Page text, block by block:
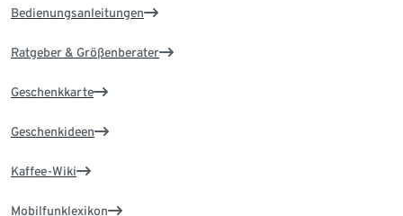
Bedienungsanleitungen
Ratgeber & Größenberater
Geschenkkarte
Geschenkideen
Kaffee-Wiki
Mobilfunklexikon